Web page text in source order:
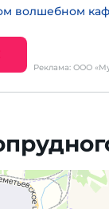
волшебном
Реклама: ООО
поиск